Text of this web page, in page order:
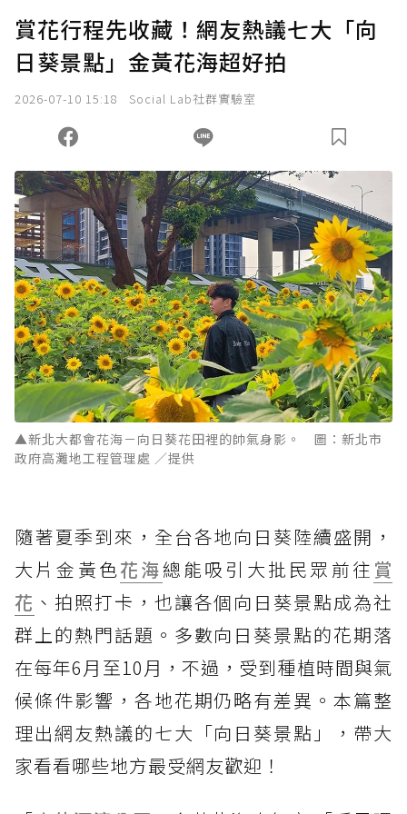
賞花行程先收藏！網友熱議七大「向
日葵景點」金黃花海超好拍
2026-07-10 15:18 Social Lab社群實驗室
▲新北大都會花海－向日葵花田裡的帥氣身影。 圖：新北市
政府高灘地工程管理處 ／提供
隨著夏季到來，全台各地向日葵陸續盛開，
大片金黃色花海總能吸引大批民眾前往 賞
花 、拍照打卡，也讓各個向日葵景點成為社
群上的熱門話題。多數向日葵景點的花期落
在每年6月至10月，不過，受到種植時間與氣
候條件影響，各地花期仍略有差異。本篇整
理出網友熱議的七大「向日葵景點」，帶大
家看看哪些地方最受網友歡迎！